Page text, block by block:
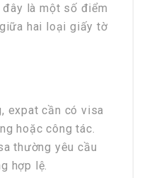
là một số điểm
hai loại giấy tờ
expat cần có visa
hoặc công tác.
thường yêu cầu
hợp lệ.